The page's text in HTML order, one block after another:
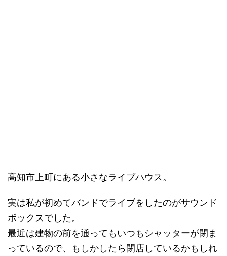
高知市上町にある小さなライブハウス。
実は私が初めてバンドでライブをしたのがサウンド
ボックスでした。
最近は建物の前を通ってもいつもシャッターが閉ま
っているので、もしかしたら閉店しているかもしれ